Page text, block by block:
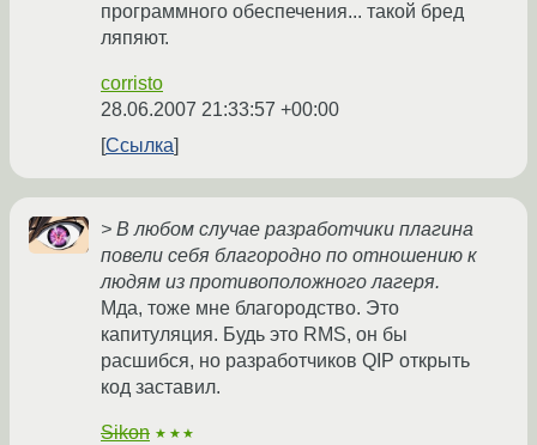
программного обеспечения... такой бред
ляпяют.
corristo
28.06.2007 21:33:57 +00:00
Ссылка
> В любом случае разработчики плагина
повели себя благородно по отношению к
людям из противоположного лагеря.
Мда, тоже мне благородство. Это
капитуляция. Будь это RMS, он бы
расшибся, но разработчиков QIP открыть
код заставил.
Sikon ★★★